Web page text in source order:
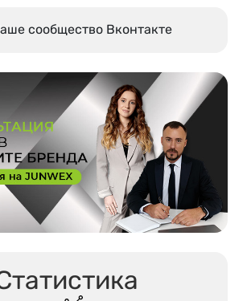
сообщество Вконтакте